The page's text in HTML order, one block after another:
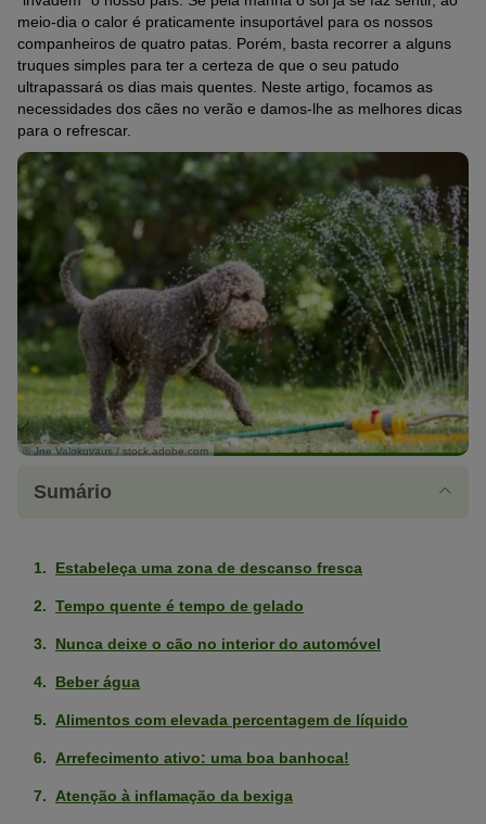
meio-dia o calor é praticamente insuportável para os nossos
companheiros de quatro patas. Porém, basta recorrer a alguns
truques simples para ter a certeza de que o seu patudo
ultrapassará os dias mais quentes. Neste artigo, focamos as
necessidades dos cães no verão e damos-lhe as melhores dicas
para o refrescar.
© Jne Valokuvaus / stock.adobe.com
Sumário
Estabeleça uma zona de descanso fresca
Tempo quente é tempo de gelado
Nunca deixe o cão no interior do automóvel
Beber água
Alimentos com elevada percentagem de líquido
Arrefecimento ativo: uma boa banhoca!
Atenção à inflamação da bexiga